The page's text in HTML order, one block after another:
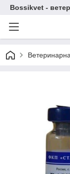
Bossikvet -